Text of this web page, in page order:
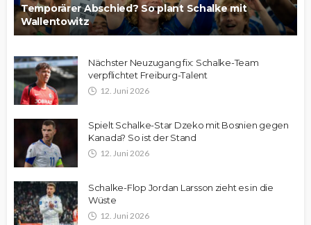
Temporärer Abschied? So plant Schalke mit
Wallentowitz
Nächster Neuzugang fix: Schalke-Team
verpflichtet Freiburg-Talent
12. Juni 2026
Spielt Schalke-Star Dzeko mit Bosnien gegen
Kanada? So ist der Stand
12. Juni 2026
Schalke-Flop Jordan Larsson zieht es in die
Wüste
12. Juni 2026